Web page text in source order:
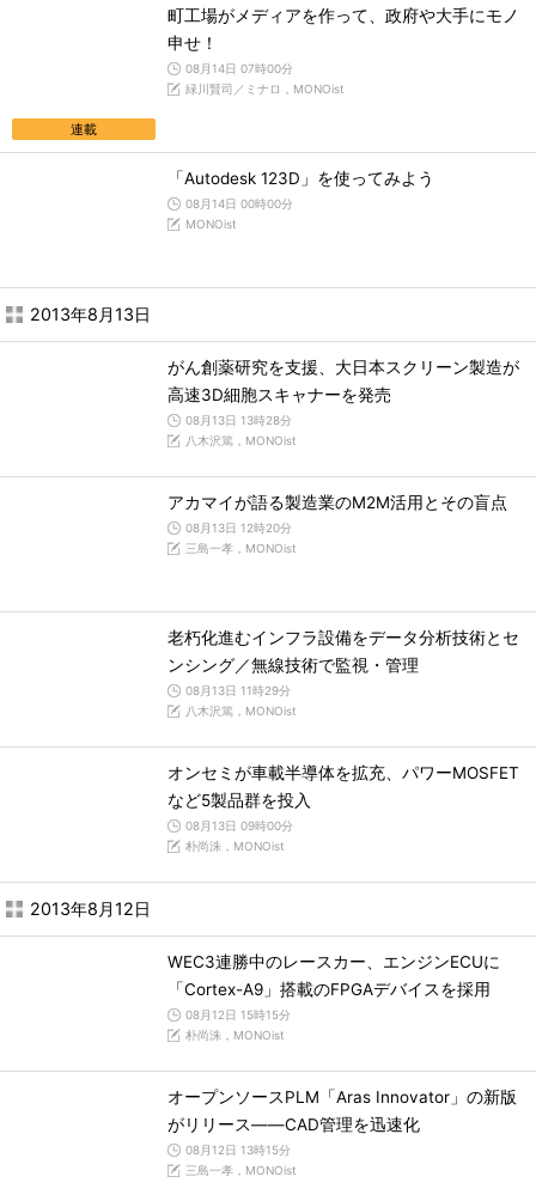
連載
町工場がメディアを作って、政府や大手にモノ
申せ！
08月14日 07時00分
緑川賢司／ミナロ，MONOist
「Autodesk 123D」を使ってみよう
08月14日 00時00分
MONOist
2013年8月13日
がん創薬研究を支援、大日本スクリーン製造が
高速3D細胞スキャナーを発売
08月13日 13時28分
八木沢篤，MONOist
アカマイが語る製造業のM2M活用とその盲点
08月13日 12時20分
三島一孝，MONOist
老朽化進むインフラ設備をデータ分析技術とセ
ンシング／無線技術で監視・管理
08月13日 11時29分
八木沢篤，MONOist
オンセミが車載半導体を拡充、パワーMOSFET
など5製品群を投入
08月13日 09時00分
朴尚洙，MONOist
2013年8月12日
WEC3連勝中のレースカー、エンジンECUに
「Cortex-A9」搭載のFPGAデバイスを採用
08月12日 15時15分
朴尚洙，MONOist
オープンソースPLM「Aras Innovator」の新版
がリリース――CAD管理を迅速化
08月12日 13時15分
三島一孝，MONOist